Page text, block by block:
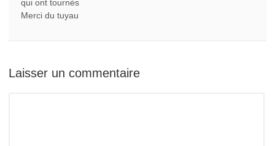
qui ont tournés
Merci du tuyau
Laisser un commentaire